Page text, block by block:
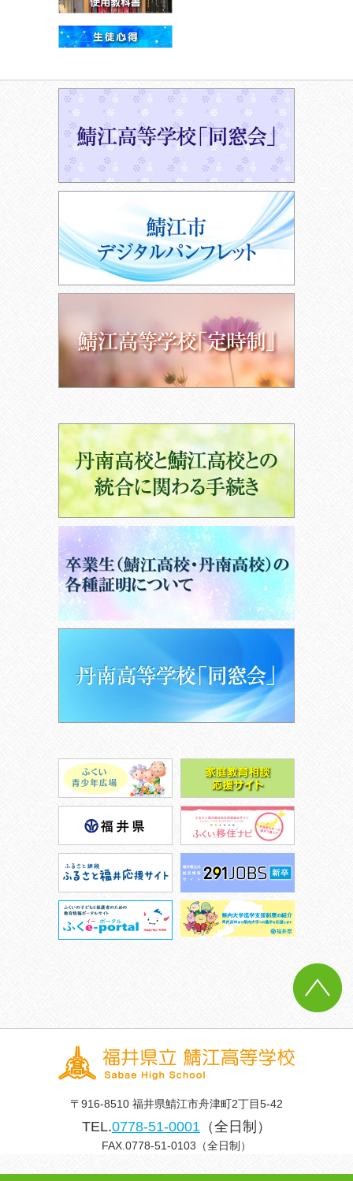
〒916-8510 福井県鯖江市舟津町2丁目5-42
TEL.0778-51-0001 （全日制）
FAX.0778-51-0103（全日制）